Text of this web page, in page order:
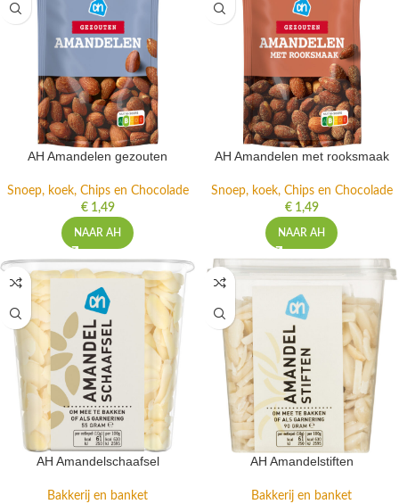
AH Amandelen gezouten
Snoep, koek, Chips en Chocolade
€1,49
NAAR AH
AH Amandelen met rooksmaak
Snoep, koek, Chips en Chocolade
€1,49
NAAR AH
AH Amandelschaafsel
Bakkerij en banket
AH Amandelstiften
Bakkerij en banket